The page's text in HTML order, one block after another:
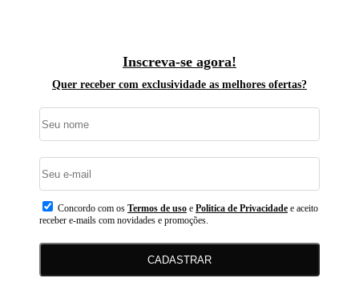
Inscreva-se agora!
Quer receber com exclusividade as melhores ofertas?
Concordo com os Termos de uso e Politica de Privacidade e aceito
receber e-mails com novidades e promoções.
CADASTRAR